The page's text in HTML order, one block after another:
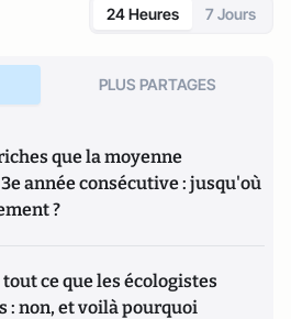
24 Heures 7 Jours
PLUS PARTAGES
que la moyenne
année consécutive : jusqu'où
?
ce que les écologistes
: non, et voilà pourquoi